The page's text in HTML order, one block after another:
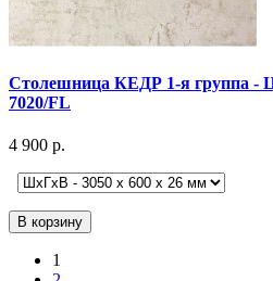
Столешница КЕДР 1-я группа -
7020/FL
4 900 р.
В корзину
1